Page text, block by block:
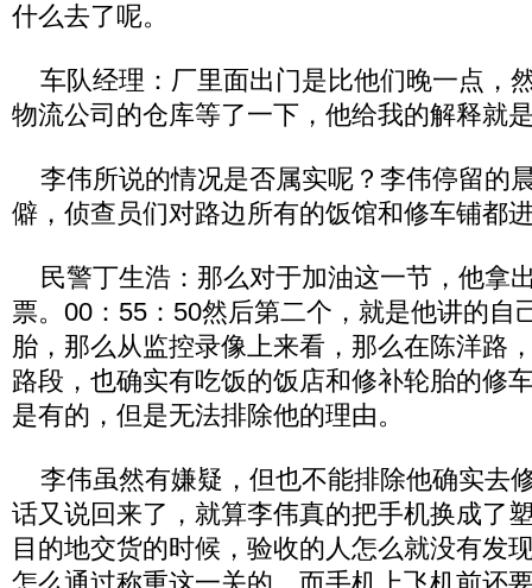
什么去了呢。
车队经理：厂里面出门是比他们晚一点，
物流公司的仓库等了一下，他给我的解释就
李伟所说的情况是否属实呢？李伟停留的
僻，侦查员们对路边所有的饭馆和修车铺都
民警丁生浩：那么对于加油这一节，他拿
票。00：55：50然后第二个，就是他讲的自
胎，那么从监控录像上来看，那么在陈洋路
路段，也确实有吃饭的饭店和修补轮胎的修
是有的，但是无法排除他的理由。
李伟虽然有嫌疑，但也不能排除他确实去
话又说回来了，就算李伟真的把手机换成了
目的地交货的时候，验收的人怎么就没有发